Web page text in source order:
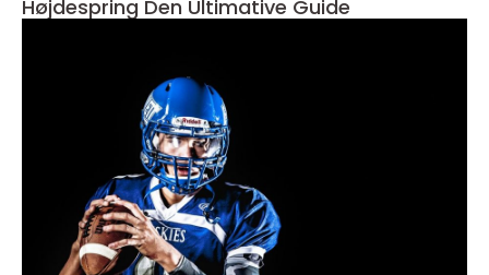
Højdespring Den Ultimative Guide